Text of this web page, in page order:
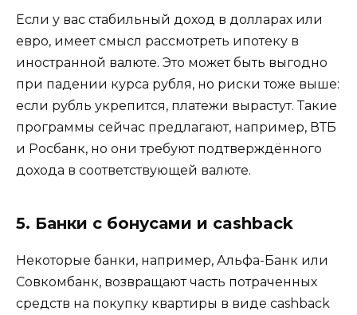
Если у вас стабильный доход в долларах или
евро, имеет смысл рассмотреть ипотеку в
иностранной валюте. Это может быть выгодно
при падении курса рубля, но риски тоже выше:
если рубль укрепится, платежи вырастут. Такие
программы сейчас предлагают, например, ВТБ
и Росбанк, но они требуют подтверждённого
дохода в соответствующей валюте.
5. Банки с бонусами и cashback
Некоторые банки, например, Альфа-Банк или
Совкомбанк, возвращают часть потраченных
средств на покупку квартиры в виде cashback